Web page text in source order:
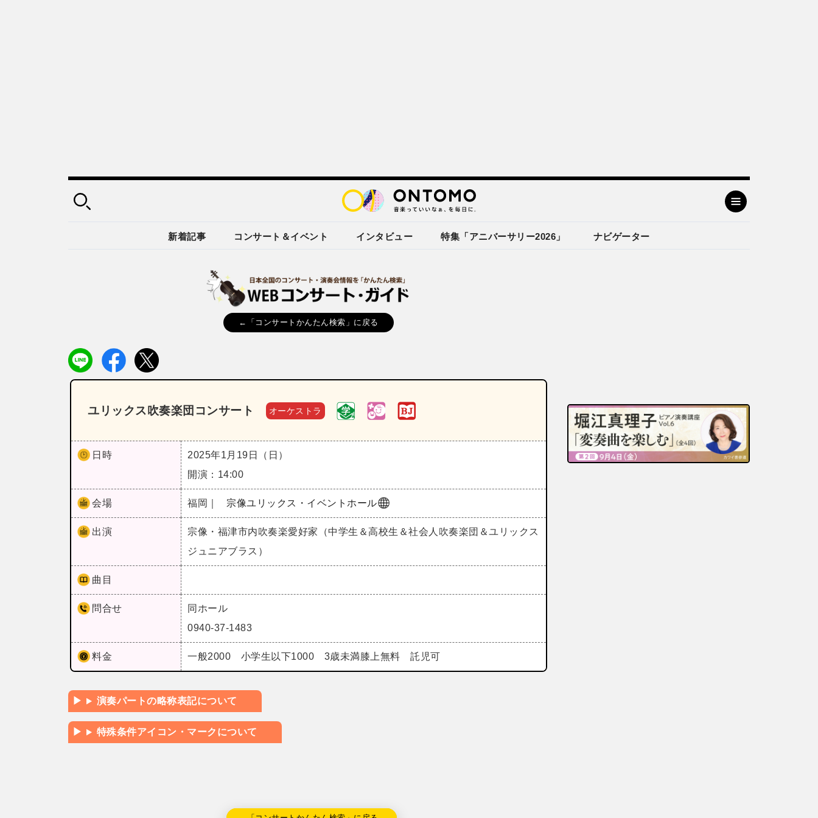
新着記事 コンサート＆イベント インタビュー 特集「アニバーサリー2026」 ナビゲーター
←「コンサートかんたん検索」に戻る
ユリックス吹奏楽団コンサート オーケストラ
日時
2025年1月19日（日）
開演：14:00
会場 福岡｜ 宗像ユリックス・イベントホール
出演
宗像・福津市内吹奏楽愛好家（中学生＆高校生＆社会人吹奏楽団＆ユリックス
ジュニアブラス）
曲目
問合せ
同ホール
0940-37-1483
料金 一般2000 小学生以下1000 3歳未満膝上無料 託児可
演奏パートの略称表記について
特殊条件アイコン・マークについて